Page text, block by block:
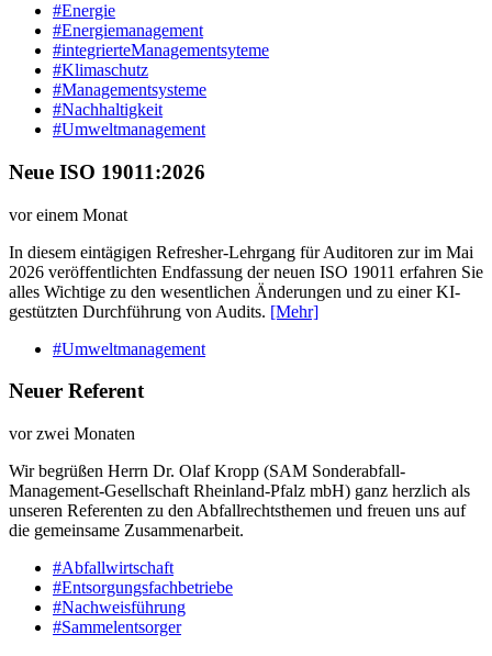
#Energie
#Energiemanagement
#integrierteManagementsyteme
#Klimaschutz
#Managementsysteme
#Nachhaltigkeit
#Umweltmanagement
Neue ISO 19011:2026
vor einem Monat
In diesem eintägigen Refresher-Lehrgang für Auditoren zur im Mai
2026 veröffentlichten Endfassung der neuen ISO 19011 erfahren Sie
alles Wichtige zu den wesentlichen Änderungen und zu einer KI-
gestützten Durchführung von Audits. [Mehr]
#Umweltmanagement
Neuer Referent
vor zwei Monaten
Wir begrüßen Herrn Dr. Olaf Kropp (SAM Sonderabfall-
Management-Gesellschaft Rheinland-Pfalz mbH) ganz herzlich als
unseren Referenten zu den Abfallrechtsthemen und freuen uns auf
die gemeinsame Zusammenarbeit.
#Abfallwirtschaft
#Entsorgungsfachbetriebe
#Nachweisführung
#Sammelentsorger